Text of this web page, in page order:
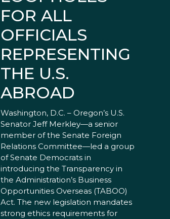
FOR ALL
OFFICIALS
REPRESENTING
THE U.S.
ABROAD
Washington, D.C. – Oregon’s U.S.
Senator Jeff Merkley—a senior
member of the Senate Foreign
Relations Committee—led a group
of Senate Democrats in
introducing the Transparency in
the Administration’s Business
Opportunities Overseas (TABOO)
Act. The new legislation mandates
strong ethics requirements for